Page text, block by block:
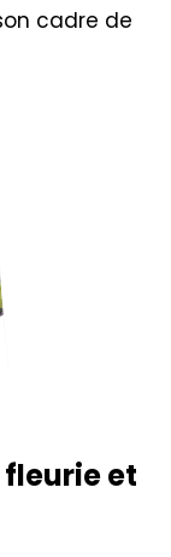
cadre de
et